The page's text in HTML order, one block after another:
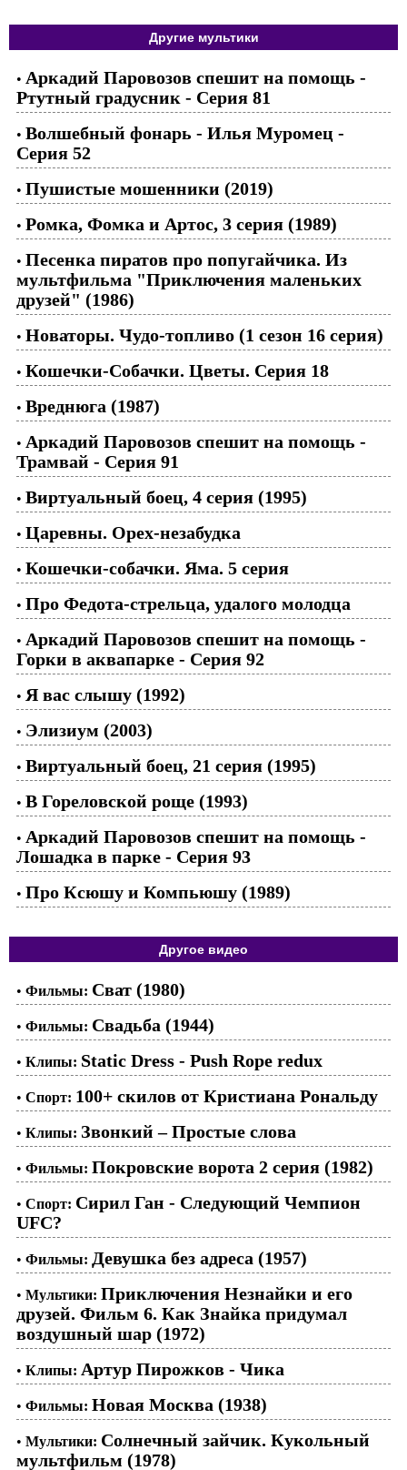
Другие мультики
• Аркадий Паровозов спешит на помощь -
Ртутный градусник - Серия 81
• Волшебный фонарь - Илья Муромец -
Серия 52
• Пушистые мошенники (2019)
• Ромка, Фомка и Артос, 3 серия (1989)
• Песенка пиратов про попугайчика. Из
мультфильма "Приключения маленьких
друзей" (1986)
• Новаторы. Чудо-топливо (1 сезон 16 серия)
• Кошечки-Собачки. Цветы. Серия 18
• Вреднюга (1987)
• Аркадий Паровозов спешит на помощь -
Трамвай - Серия 91
• Виртуальный боец, 4 серия (1995)
• Царевны. Орех-незабудка
• Кошечки-собачки. Яма. 5 серия
• Про Федота-стрельца, удалого молодца
• Аркадий Паровозов спешит на помощь -
Горки в аквапарке - Серия 92
• Я вас слышу (1992)
• Элизиум (2003)
• Виртуальный боец, 21 серия (1995)
• В Гореловской роще (1993)
• Аркадий Паровозов спешит на помощь -
Лошадка в парке - Серия 93
• Про Ксюшу и Компьюшу (1989)
Другое видео
• Фильмы: Сват (1980)
• Фильмы: Свадьба (1944)
• Клипы: Static Dress - Push Rope redux
• Спорт: 100+ скилов от Кристиана Рональду
• Клипы: Звонкий – Простые слова
• Фильмы: Покровские ворота 2 серия (1982)
• Спорт: Сирил Ган - Следующий Чемпион
UFC?
• Фильмы: Девушка без адреса (1957)
• Мультики: Приключения Незнайки и его
друзей. Фильм 6. Как Знайка придумал
воздушный шар (1972)
• Клипы: Артур Пирожков - Чика
• Фильмы: Новая Москва (1938)
• Мультики: Солнечный зайчик. Кукольный
мультфильм (1978)